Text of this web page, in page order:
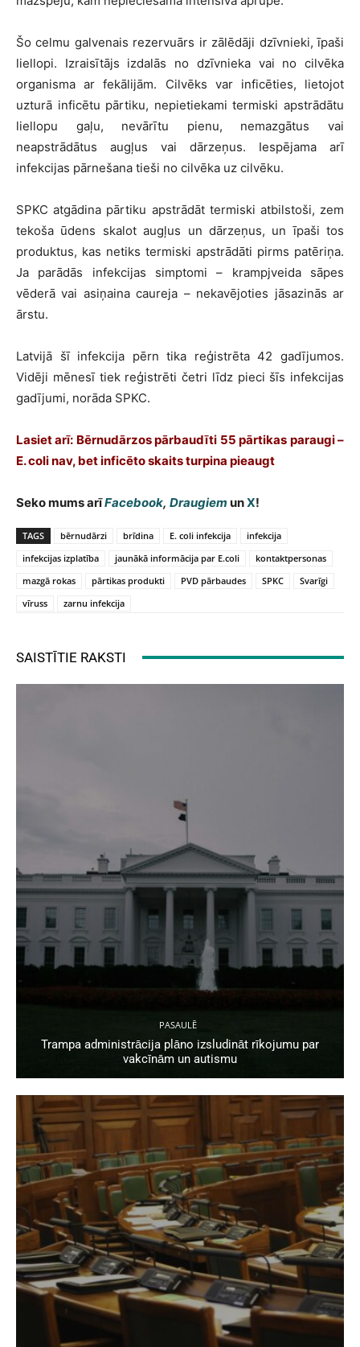
Šo celmu galvenais rezervuārs ir zālēdāji dzīvnieki, īpaši
liellopi. Izraisītājs izdalās no dzīvnieka vai no cilvēka
organisma ar fekālijām. Cilvēks var inficēties, lietojot
uzturā inficētu pārtiku, nepietiekami termiski apstrādātu
liellopu gaļu, nevārītu pienu, nemazgātus vai
neapstrādātus augļus vai dārzeņus. Iespējama arī
infekcijas pārnešana tieši no cilvēka uz cilvēku.
SPKC atgādina pārtiku apstrādāt termiski atbilstoši, zem
tekoša ūdens skalot augļus un dārzeņus, un īpaši tos
produktus, kas netiks termiski apstrādāti pirms patēriņa.
Ja parādās infekcijas simptomi – krampjveida sāpes
vēderā vai asiņaina caureja – nekavējoties jāsazinās ar
ārstu.
Latvijā šī infekcija pērn tika reģistrēta 42 gadījumos.
Vidēji mēnesī tiek reģistrēti četri līdz pieci šīs infekcijas
gadījumi, norāda SPKC.
Lasiet arī: Bērnudārzos pārbaudīti 55 pārtikas paraugi –
E. coli nav, bet inficēto skaits turpina pieaugt
Seko mums arīFacebook, Draugiem unX!
TAGS bērnudārzi brīdina E. coli infekcija
infekcija
infekcijas izplatība
jaunākā informācija par E.coli
kontaktpersonas
mazgā rokas
pārtikas produkti PVD pārbaudes SPKC
Svarīgi
vīruss
zarnu infekcija
SAISTĪTIE RAKSTI
PASAULĒ
Trampa administrācija plāno izsludināt rīkojumu par
vakcīnām un autismu